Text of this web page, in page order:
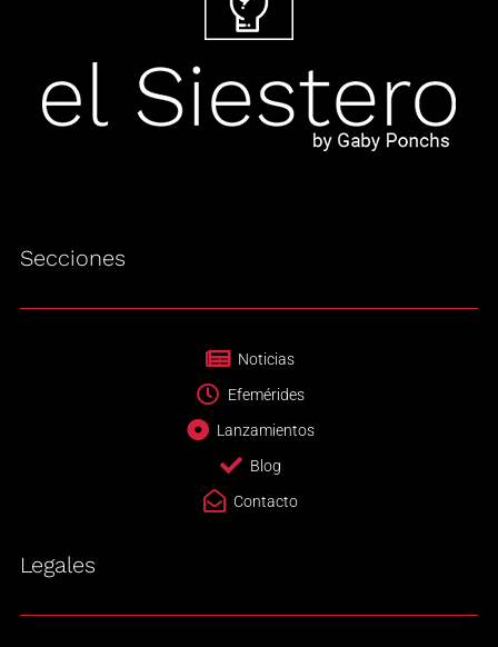
Secciones
Noticias
Efemérides
Lanzamientos
Blog
Contacto
Legales